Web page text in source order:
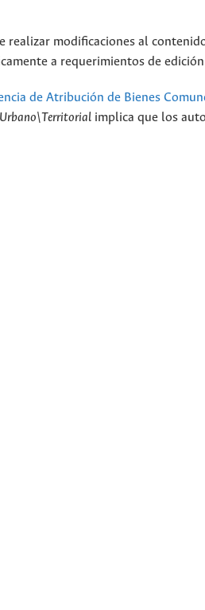
realizar modificaciones al
a requerimientos de
de Atribución de Bienes
implica que los